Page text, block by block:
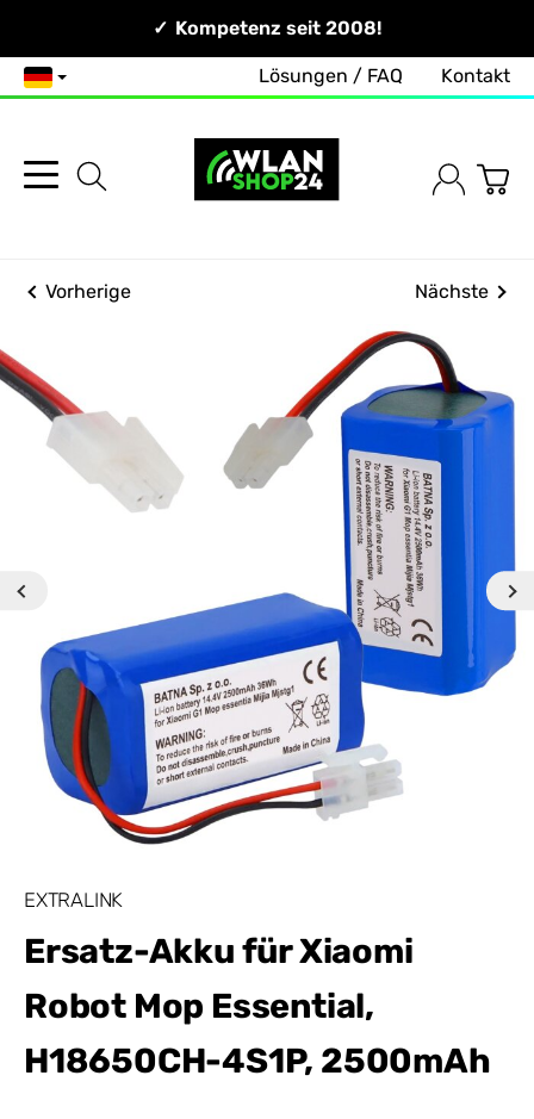
Persönlich & Erreichbar!Kompetenz seit 2008!
Deutsch Lösungen / FAQ Kontakt
Vorherige Nächste
EXTRALINK
Ersatz-Akku für Xiaomi
Robot Mop Essential,
H18650CH-4S1P, 2500mAh